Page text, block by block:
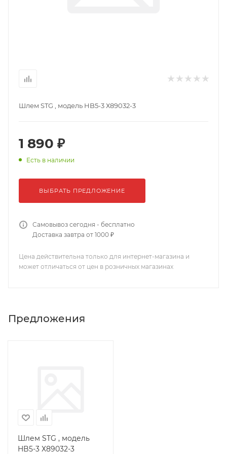
Шлем STG , модель HB5-3 Х89032-3
1 890 ₽
Есть в наличии
ВЫБРАТЬ ПРЕДЛОЖЕНИЕ
Самовывоз сегодня - бесплатно
Доставка завтра от 1000 ₽
Цена действительна только для интернет-магазина и
может отличаться от цен в розничных магазинах
Предложения
Шлем STG , модель
HB5-3 Х89032-3